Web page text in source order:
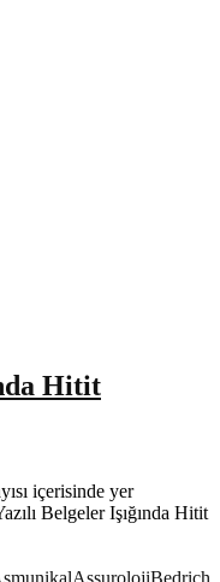
Hitit
içerisinde yer
Belgeler Işığında Hitit
AssurolojiBedrich